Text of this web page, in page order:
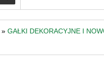
» GAŁKI DEKORACYJNE I